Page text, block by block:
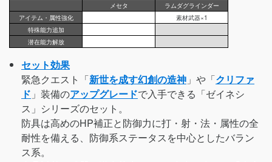
メセタ
ラムダグラインダー
アイテム・属性強化
素材武器×1
特殊能力追加
潜在能力解放
セット効果
緊急クエスト「新世を成す幻創の造神 」や「クリファ
ド 」装備のアップグレードで入手できる「ゼイネシ
ス」シリーズのセット。
防具は高めのHP補正と防御力に打・射・法・属性の全
耐性を備える、防御系ステータスを中心としたバラン
ス系。